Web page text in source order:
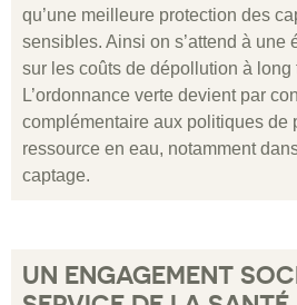
qu’une meilleure protection des
sensibles. Ainsi on s’attend à une
sur les coûts de dépollution à long
L’ordonnance verte devient par
complémentaire aux politiques de
ressource en eau, notamment
captage.
UN ENGAGEMENT